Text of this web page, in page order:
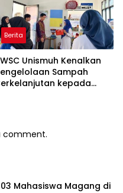
Berita
Unismuh Kenalkan
Sampah
kepada
comment.
Mahasiswa Magang di